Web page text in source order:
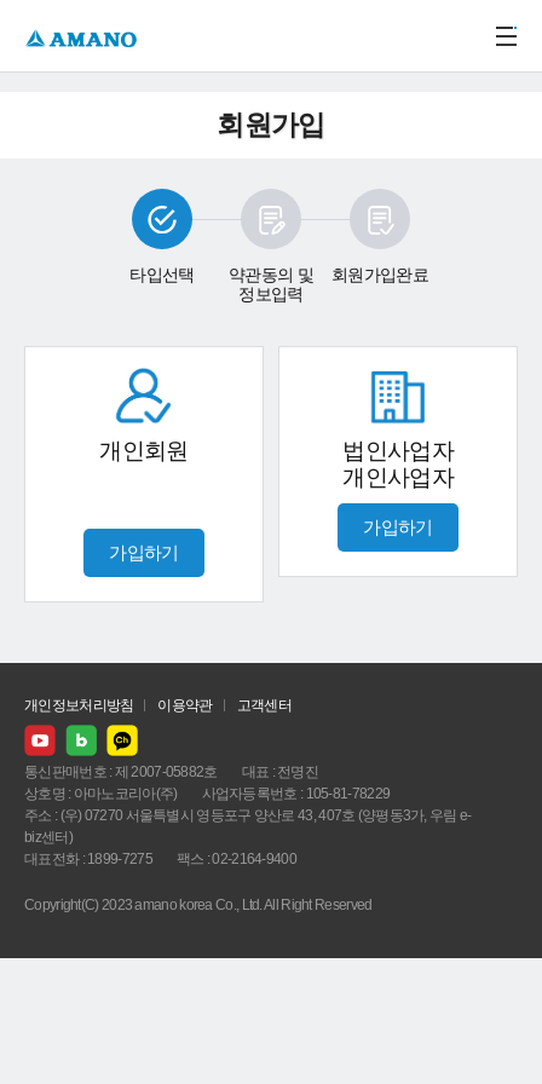
회원가입
타입선택
약관동의 및
정보입력
회원가입완료
개인회원
가입하기
법인사업자
개인사업자
가입하기
개인정보처리방침 이용약관 고객센터
통신판매번호 : 제 2007-05882호
대표 : 전명진
상호명 : 아마노코리아(주)
사업자등록번호 : 105-81-78229
주소 : (우) 07270 서울특별시 영등포구 양산로 43, 407호 (양평동3가, 우림 e-
biz센터)
대표전화 : 1899-7275
팩스 : 02-2164-9400
Copyright(C) 2023 amano korea Co., Ltd. All Right Reserved